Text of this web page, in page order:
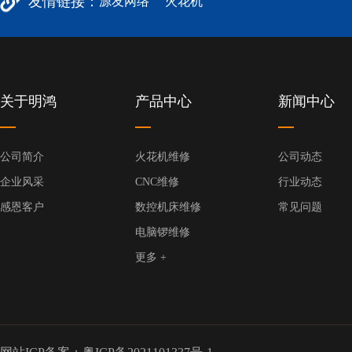
关于明鸿
公司简介
企业风采
感恩客户
产品中心
火花机维修
CNC维修
数控机床维修
电脑锣维修
更多 +
新闻中心
公司动态
行业动态
常见问题